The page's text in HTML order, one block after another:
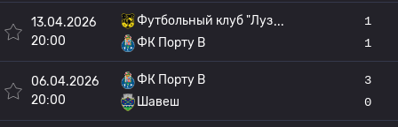
13.04.2026
20:00
Футбольный клуб "Луз
ФК Порту B
1
1
06.04.2026
20:00
ФК Порту B
Шавеш
3
0